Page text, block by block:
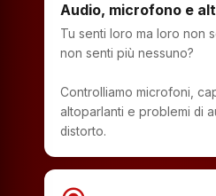
Audio, microfono e
Tu senti loro ma loro non
non senti più nessuno?
Controlliamo microfoni,
altoparlanti e problemi di
distorto.